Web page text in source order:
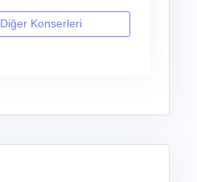
Diğer Konserleri